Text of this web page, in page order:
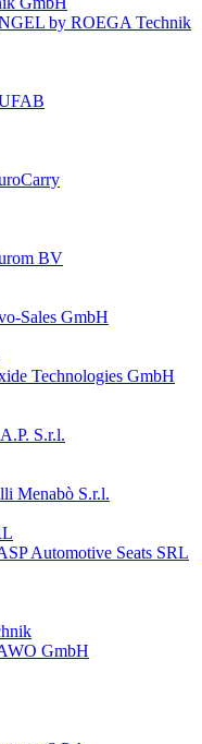
by ROEGA Technik
BV
Sales GmbH
Technologies GmbH
S.r.l.
Menabò S.r.l.
Automotive Seats SRL
GmbH